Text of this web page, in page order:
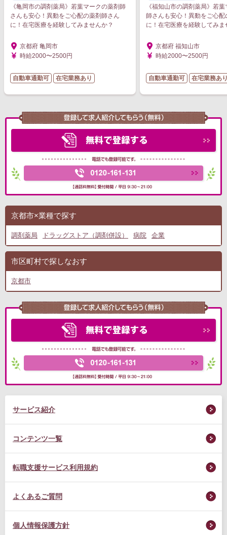
《亀岡市の調剤薬局》若葉マークの薬剤師
さんも安心！異動をご心配の薬剤師さん
に！在宅医療を経験してみませんか？
京都府 亀岡市
時給2000〜2500円
自動車通勤可 在宅業務あり
《福知山市の調剤薬局》若
師さんも安心！異動をご心配
に！在宅医療を経験してみま
京都府 福知山市
時給2000〜2500円
自動車通勤可 在宅業務あ
京都市×業種で探す
調剤薬局 ドラッグストア（調剤併設） 病院 企業
市区町村で探しなおす
京都市
サービス紹介
コンテンツ一覧
転職支援サービス利用規約
よくあるご質問
個人情報保護方針